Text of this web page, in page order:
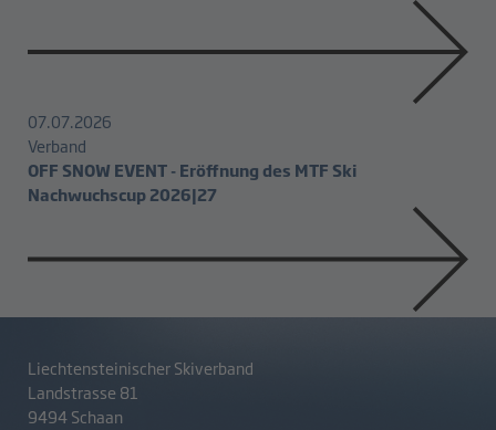
07.07.2026
Verband
OFF SNOW EVENT - Eröffnung des MTF Ski
Nachwuchscup 2026|27
Liechtensteinischer Skiverband
Landstrasse 81
9494 Schaan